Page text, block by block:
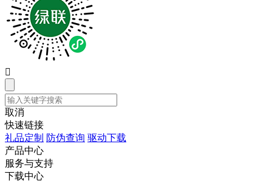

取消
快速链接
礼品定制 防伪查询 驱动下载
产品中心
服务与支持
下载中心